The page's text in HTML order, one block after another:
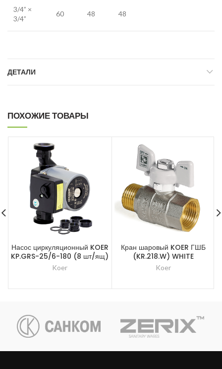
3/4” ×
3/4”
60 48 48
ДЕТАЛИ
ПОХОЖИЕ ТОВАРЫ
Насос циркуляционный KOER
KP.GRS-25/6-180 (8 шт/ящ)
Koer
Кран шаровый KOER ГШБ
(KR.218.W) WHITE
Koer